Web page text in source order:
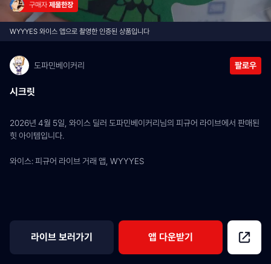
구매자 제물한장
WYYYES 와이스 앱으로 촬영한 인증된 상품입니다
도파민베이커리 팔로우
시크릿
2026년 4월 5일, 와이스 딜러 도파민베이커리님의 피규어 라이브에서 판매된
힛 아이템입니다.
와이스: 피규어 라이브 거래 앱, WYYYES
라이브 보러가기 앱 다운받기